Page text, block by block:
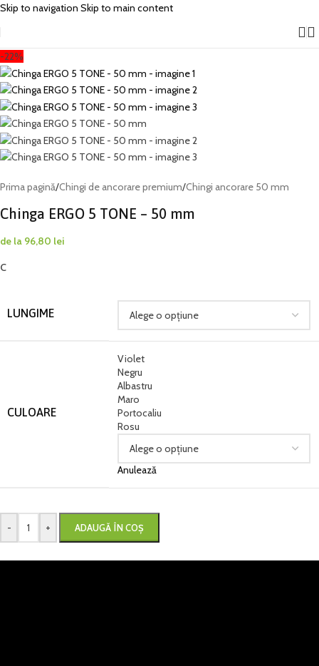
Skip to navigation Skip to main content
-22%
Prima pagină/Chingi de ancorare premium/Chingi ancorare 50 mm
Chinga ERGO 5 TONE – 50 mm
de la 96,80 lei
C
LUNGIME
CULOARE
Violet
Negru
Albastru
Maro
Portocaliu
Rosu
Anulează
- + ADAUGĂ ÎN COȘ